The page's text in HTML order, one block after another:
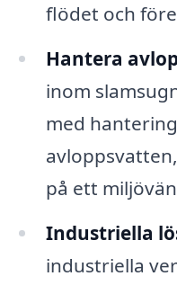
flödet och
Hantera
inom
med
på ett
Industriella
industriella